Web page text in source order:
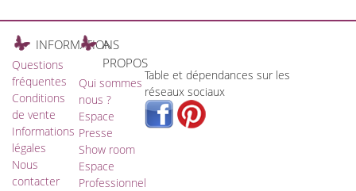
INFORMATIONS
Questions
fréquentes
Conditions
de vente
Informations
légales
Nous
contacter
A
PROPOS
Qui sommes
nous ?
Espace
Presse
Show room
Espace
Professionnel
Table et dépendances sur les
réseaux sociaux